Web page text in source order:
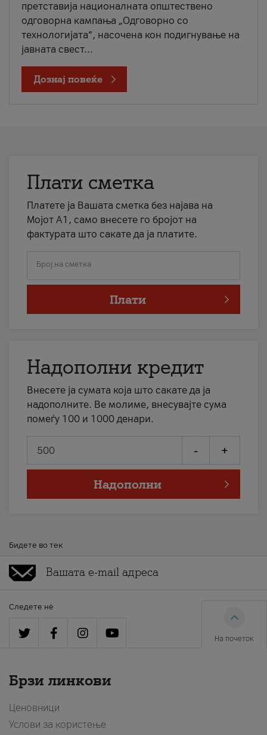
претставија националната општествено
одговорна кампања „Одговорно со
технологијата“, насочена кон подигнување на
јавната свест...
Дознај повеќе
Плати сметка
Платете ја Вашата сметка без најава на
Мојот А1, само внесете го бројот на
фактурата што сакате да ја платите.
Број на сметка
Плати
Надополни кредит
Внесете ја сумата која што сакате да ја
надополните. Ве молиме, внесувајте сума
помеѓу 100 и 1000 денари.
- +
Надополни
Бидете во тек
Следете нè
На почеток
Брзи линкови
Ценовници
Услови за користење